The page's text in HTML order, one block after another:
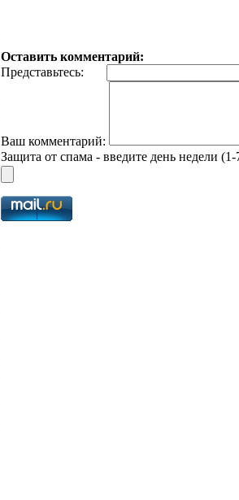
Оставить комментарий:
Представьтесь:
Ваш комментарий:
Защита от спама - введите день недели (1-